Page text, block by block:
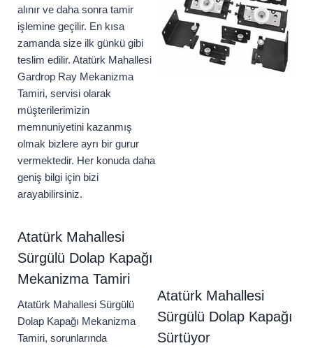
alınır ve daha sonra tamir
işlemine geçilir. En kısa
zamanda size ilk günkü gibi
teslim edilir. Atatürk Mahallesi
Gardrop Ray Mekanizma
Tamiri, servisi olarak
müşterilerimizin
memnuniyetini kazanmış
olmak bizlere ayrı bir gurur
vermektedir. Her konuda daha
geniş bilgi için bizi
arayabilirsiniz.
Atatürk Mahallesi
Sürgülü Dolap Kapağı
Mekanizma Tamiri
Atatürk Mahallesi Sürgülü
Dolap Kapağı Mekanizma
Tamiri, sorunlarında
Atatürk Mahallesi
Sürgülü Dolap Kapağı
Sürtüyor